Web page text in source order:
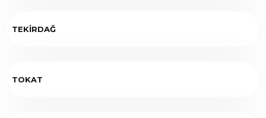
TEKİRDAĞ
TOKAT